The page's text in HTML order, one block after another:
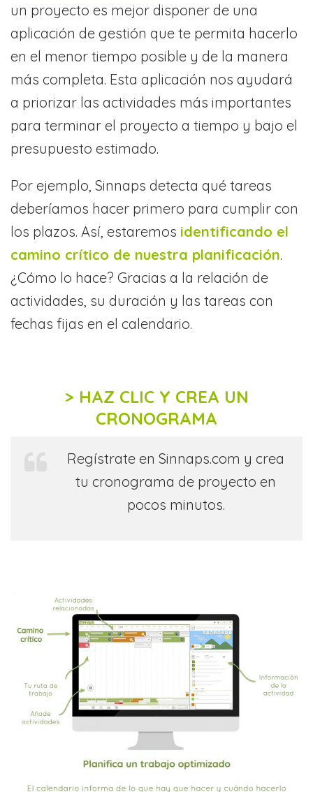
un proyecto es mejor disponer de una
aplicación de gestión que te permita hacerlo
en el menor tiempo posible y de la manera
más completa. Esta aplicación nos ayudará
a priorizar las actividades más importantes
para terminar el proyecto a tiempo y bajo el
presupuesto estimado.
Por ejemplo, Sinnaps detecta qué tareas
deberíamos hacer primero para cumplir con
los plazos. Así, estaremos identificando el
camino crítico de nuestra planificación.
¿Cómo lo hace? Gracias a la relación de
actividades, su duración y las tareas con
fechas fijas en el calendario.
> HAZ CLIC Y CREA UN
CRONOGRAMA
Regístrate en Sinnaps.com y crea
tu cronograma de proyecto en
pocos minutos.